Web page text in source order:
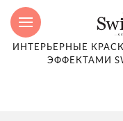
ИНТЕРЬЕРНЫЕ
ЭФФЕКТАМИ